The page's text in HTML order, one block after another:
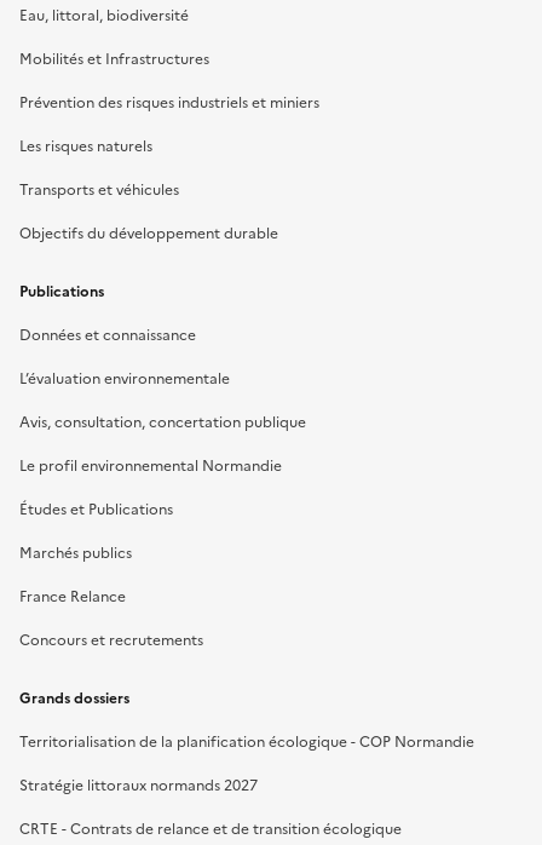
Eau, littoral, biodiversité
Mobilités et Infrastructures
Prévention des risques industriels et miniers
Les risques naturels
Transports et véhicules
Objectifs du développement durable
Publications
Données et connaissance
L’évaluation environnementale
Avis, consultation, concertation publique
Le profil environnemental Normandie
Études et Publications
Marchés publics
France Relance
Concours et recrutements
Grands dossiers
Territorialisation de la planification écologique - COP Normandie
Stratégie littoraux normands 2027
CRTE - Contrats de relance et de transition écologique